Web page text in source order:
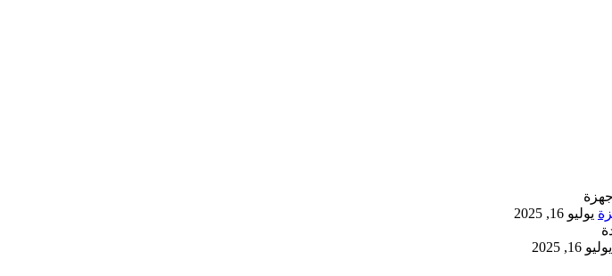
يوليو 16, 2025
يوليو 16, 2025